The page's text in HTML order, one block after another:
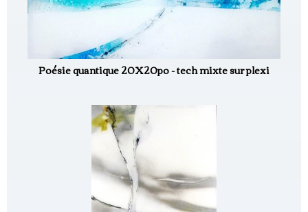
Poésie quantique 20X20po - tech mixte sur plexi